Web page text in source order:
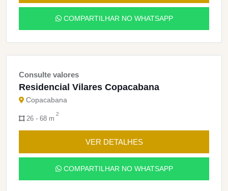
COMPARTILHAR NO WHATSAPP
Consulte valores
Residencial Vilares Copacabana
Copacabana
26 - 68 m
2
VER DETALHES
COMPARTILHAR NO WHATSAPP